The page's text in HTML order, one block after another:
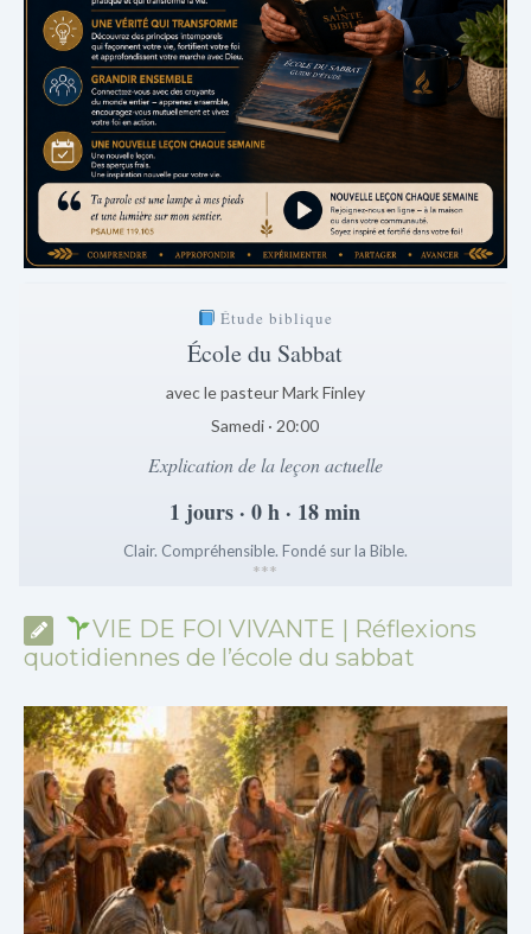
Étude biblique
École du Sabbat
avec le pasteur Mark Finley
Samedi · 20:00
Explication de la leçon actuelle
1 jours · 0 h · 18 min
Clair. Compréhensible. Fondé sur la Bible.
***
VIE DE FOI VIVANTE | Réflexions
quotidiennes de l’école du sabbat